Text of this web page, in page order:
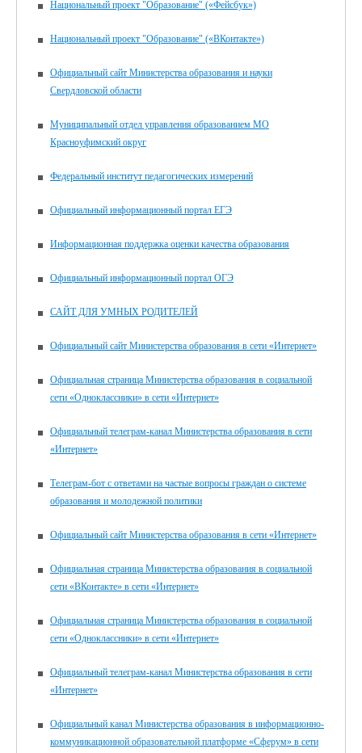
Национальный проект "Образование" («Фейсбук»)
Национальный проект "Образование" («ВКонтакте»)
Официальный сайт Министерства образования и науки
Свердловской области
Муниципальный отдел управления образованием МО
Красноуфимский округ
Федеральный институт педагогических измерений
Официальный информационный портал ЕГЭ
Информационная поддержка оценки качества образования
Официальный информационный портал ОГЭ
САЙТ ДЛЯ УМНЫХ РОДИТЕЛЕЙ
Официальный сайт Министерства образования в сети «Интернет»
Официальная страница Министерства образования в социальной
сети «Одноклассники» в сети «Интернет»
Официальный телеграм-канал Министерства образования в сети
«Интернет»
Телеграм-бот с ответами на частые вопросы граждан о системе
образования и молодежной политики
Официальный сайт Министерства образования в сети «Интернет»
Официальная страница Министерства образования в социальной
сети «ВКонтакте» в сети «Интернет»
Официальная страница Министерства образования в социальной
сети «Одноклассники» в сети «Интернет»
Официальный телеграм-канал Министерства образования в сети
«Интернет»
Официальный канал Министерства образования в информационно-
коммуникационной образовательной платформе «Сферум» в сети